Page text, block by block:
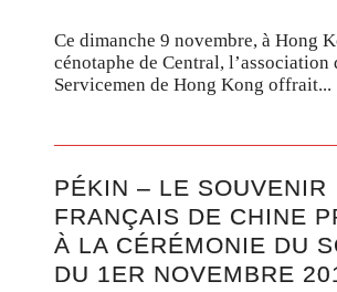
Ce dimanche 9 novembre, à Hong
cénotaphe de Central, l’association
Servicemen de Hong Kong offrait...
PÉKIN – LE SOUVENIR
FRANÇAIS DE CHINE
À LA CÉRÉMONIE DU
DU 1ER NOVEMBRE